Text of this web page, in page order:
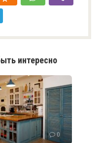
интересно
0